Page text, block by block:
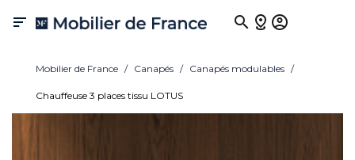

Mobilier de France Canapés Canapés modulables
Chauffeuse 3 places tissu LOTUS